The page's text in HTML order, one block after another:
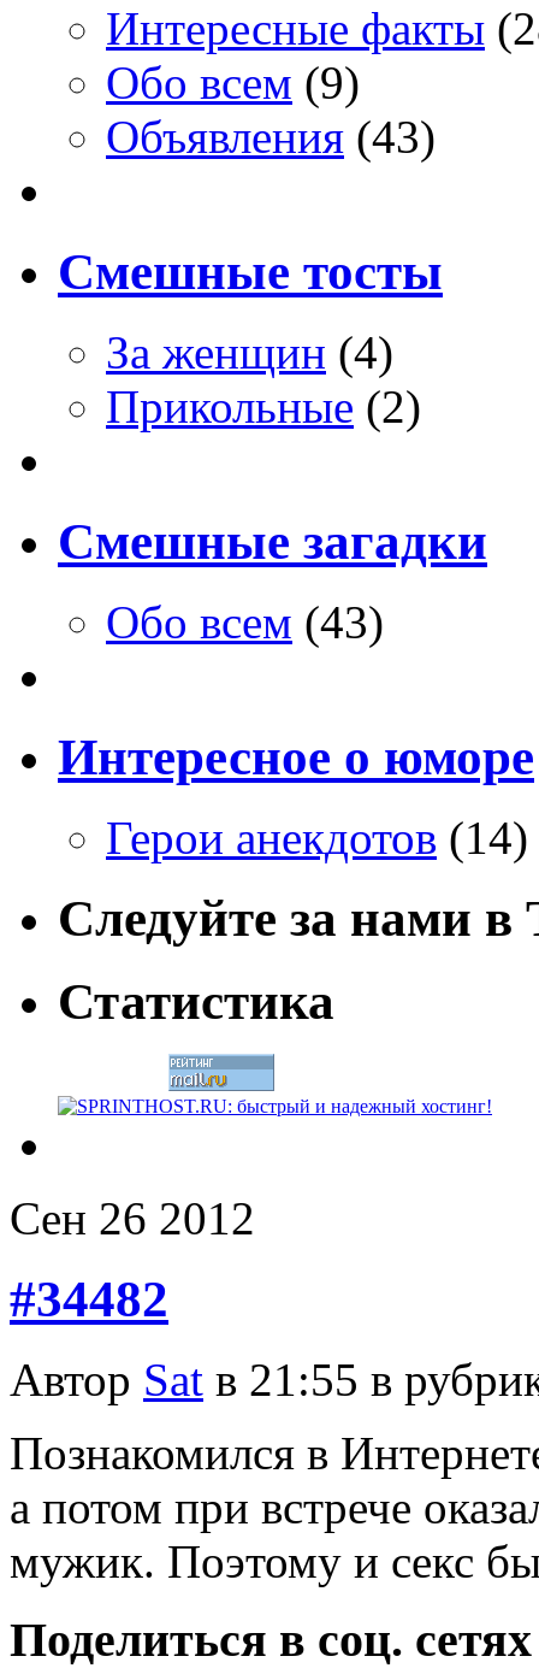
Интересные факты
Обо всем (9)
Объявления (43)
Смешные тосты
За женщин (4)
Прикольные (2)
Смешные загадки
Обо всем (43)
Интересное о юморе
Герои анекдотов (14)
Следуйте за нами
Статистика
Сен 26 2012
#34482
Автор Sat в 21:55 в
Познакомился в
а потом при встрече
мужик. Поэтому и секс
Поделиться в соц. сетях